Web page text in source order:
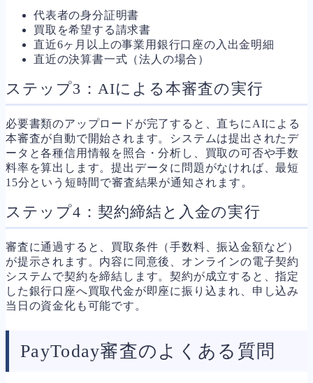
代表者の身分証明書
買取を希望する請求書
直近6ヶ月以上の事業用銀行口座の入出金明細
直近の決算書一式（法人の場合）
ステップ3：AIによる本審査の実行
必要書類のアップロードが完了すると、直ちにAIによる
本審査が自動で開始されます。システムは提出されたデ
ータと各種信用情報を照合・分析し、買取の可否や手数
料率を算出します。提出データに問題がなければ、最短
15分という短時間で審査結果が通知されます。
ステップ4：契約締結と入金の実行
審査に通過すると、買取条件（手数料、振込金額など）
が提示されます。内容に同意後、オンラインの電子契約
システムで契約を締結します。契約が成立すると、指定
した銀行口座へ買取代金が即座に振り込まれ、申し込み
当日の資金化も可能です。
PayToday審査のよくある質問